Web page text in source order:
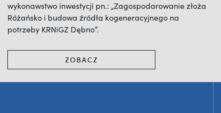
potrzeby KRNiGZ Dębno
wykonawstwo inwestycji pn.: „Zagospodarowanie złoża
Różańsko i budowa źródła kogeneracyjnego na
potrzeby KRNiGZ Dębno”.
ZOBACZ